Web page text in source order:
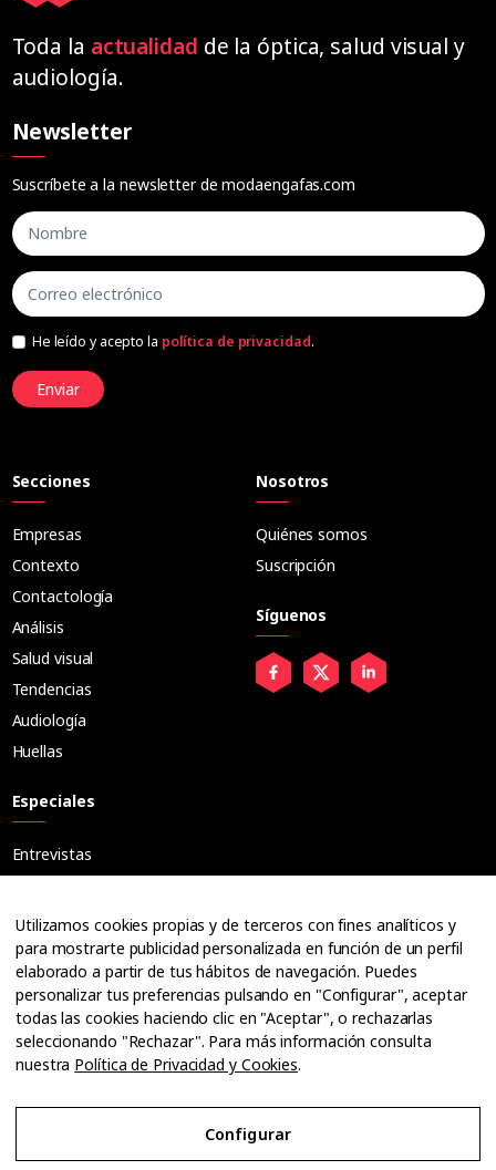
Toda la actualidad de la óptica, salud visual y
audiología.
Newsletter
Suscríbete a la newsletter de modaengafas.com
He leído y acepto la política de privacidad.
Enviar
Secciones
Empresas
Contexto
Contactología
Análisis
Salud visual
Tendencias
Audiología
Huellas
Especiales
Entrevistas
Ópticos
Cuadernos
Guías
Dossier
Anuarios
Ofertas de empleo
Nosotros
Quiénes somos
Suscripción
Síguenos
Utilizamos cookies propias y de terceros con fines analíticos y
para mostrarte publicidad personalizada en función de un perfil
elaborado a partir de tus hábitos de navegación. Puedes
personalizar tus preferencias pulsando en "Configurar", aceptar
todas las cookies haciendo clic en "Aceptar", o rechazarlas
seleccionando "Rechazar". Para más información consulta
nuestra Política de Privacidad y Cookies.
Configurar